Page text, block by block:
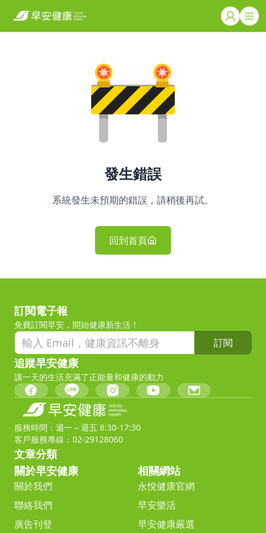
發生錯誤
系統發生未預期的錯誤，請稍後再試。
回到首頁
訂閱電子報
免費訂閱早安，開始健康新生活！
訂閱
追蹤早安健康
讓一天的生活充滿了正能量和健康的動力
服務時間：週一～週五 8:30-17:30
客戶服務專線：02-29128060
文章分類
關於早安健康
關於我們
聯絡我們
廣告刊登
相關網站
永悅健康官網
早安樂活
早安健康嚴選